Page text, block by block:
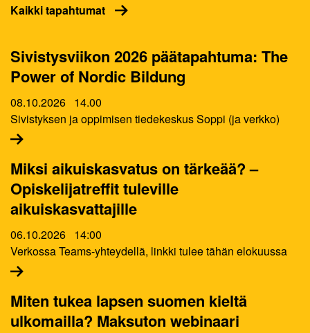
Kaikki tapahtumat
Sivistysviikon 2026 päätapahtuma: The
Power of Nordic Bildung
08.10.2026 14.00
Sivistyksen ja oppimisen tiedekeskus Soppi (ja verkko)
Miksi aikuiskasvatus on tärkeää? –
Opiskelijatreffit tuleville
aikuiskasvattajille
06.10.2026 14:00
Verkossa Teams-yhteydellä, linkki tulee tähän elokuussa
Miten tukea lapsen suomen kieltä
ulkomailla? Maksuton webinaari